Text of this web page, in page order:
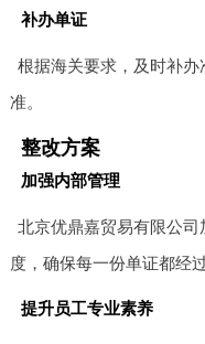
补办单证
根据海关要求，及时补
准。
整改方案
加强内部管理
北京优鼎嘉贸易有限公
度，确保每一份单证都经
提升员工专业素养